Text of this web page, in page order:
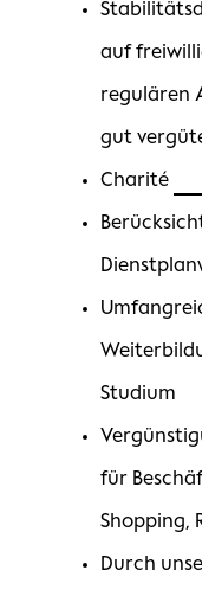
auf
regulären
gut
Charité
Studium
für
Shopping,
Durch